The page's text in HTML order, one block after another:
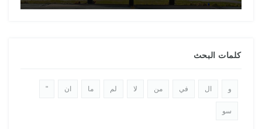
كلمات البحث
و ال في من لا لم ما ان "
سو